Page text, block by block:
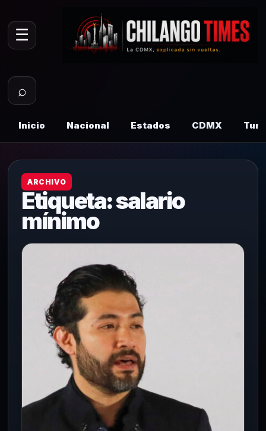
☰
⌕
Inicio Nacional Estados CDMX
ARCHIVO
Etiqueta:salario
mínimo